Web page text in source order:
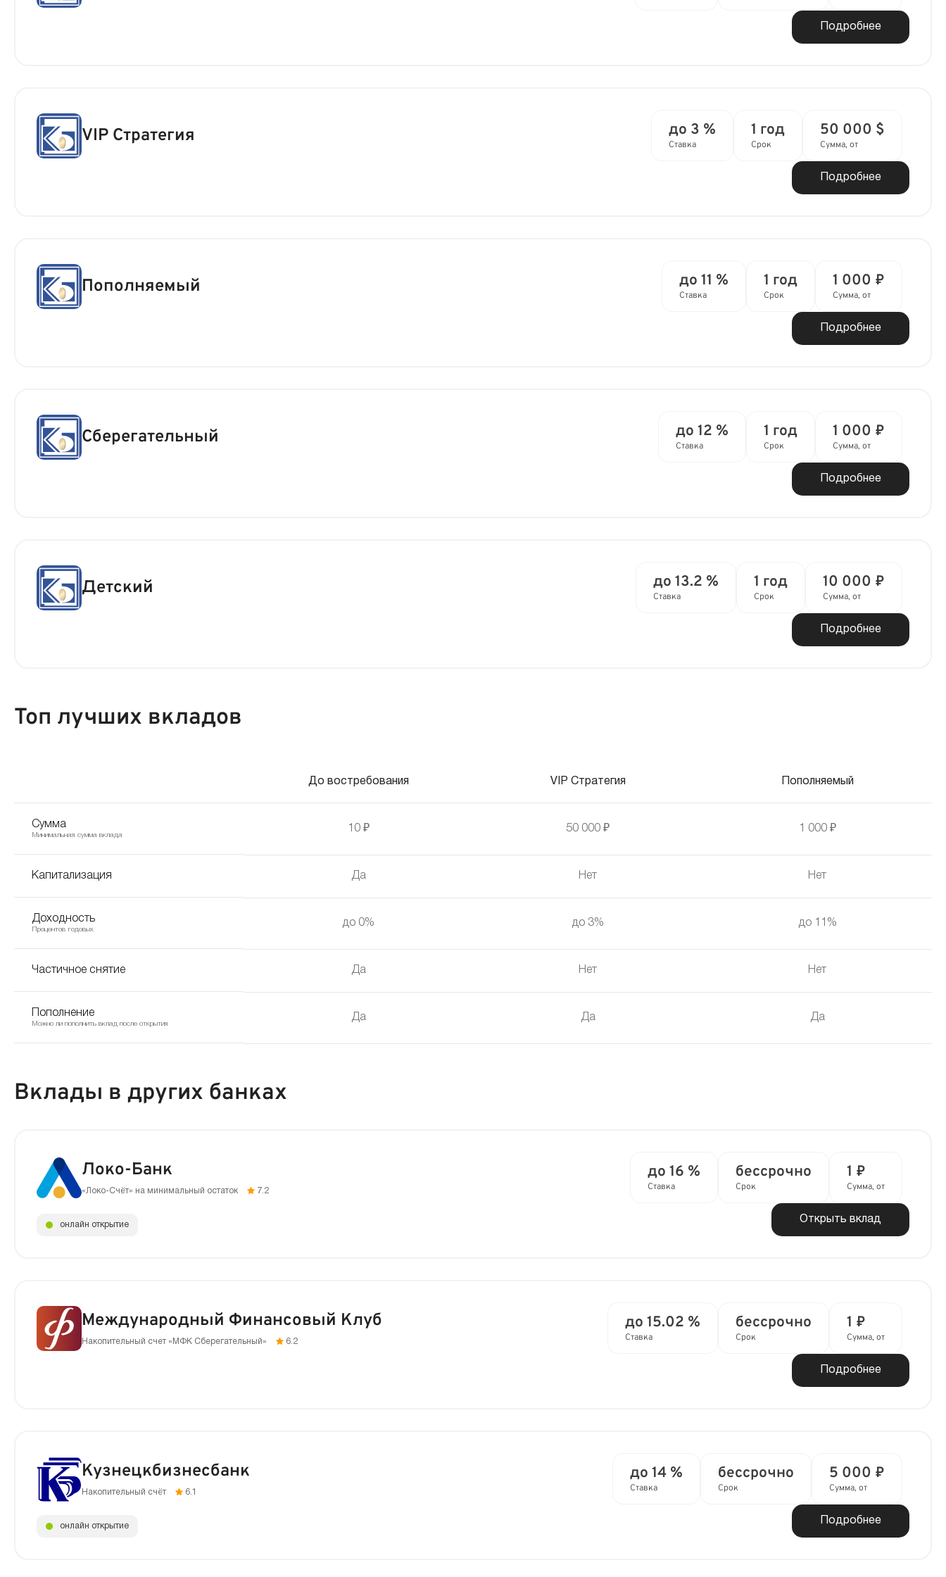
Подробнее
VIP Стратегия до 3 %
Ставка
1 год
Срок
50 000 $
Сумма, от
Подробнее
Пополняемый до 11 %
Ставка
1 год
Срок
1 000 ₽
Сумма, от
Подробнее
Сберегательный до 12 %
Ставка
1 год
Срок
1 000 ₽
Сумма, от
Подробнее
Детский до 13.2 %
Ставка
1 год
Срок
10 000 ₽
Сумма, от
Подробнее
Топ лучших вкладов
До востребования VIP Стратегия Пополняемый
Сумма
Минимальная сумма вклада
10 ₽ 50 000 ₽ 1 000 ₽
Капитализация Да Нет Нет
Доходность
Процентов годовых
до 0% до 3% до 11%
Частичное снятие Да Нет Нет
Пополнение
Можно ли пополнить вклад после открытия
Да Да Да
Вклады в других банках
Локо-Банк
«Локо-Счёт» на минимальный остаток 7.2
до 16 %
Ставка
бессрочно
Срок
1 ₽
Сумма, от
Открыть вклад
онлайн открытие
Международный Финансовый Клуб
Накопительный счет «МФК Сберегательный» 6.2
до 15.02 %
Ставка
бессрочно
Срок
1 ₽
Сумма, от
Подробнее
Кузнецкбизнесбанк
Накопительный счёт 6.1
до 14 %
Ставка
бессрочно
Срок
5 000 ₽
Сумма, от
Подробнее
онлайн открытие